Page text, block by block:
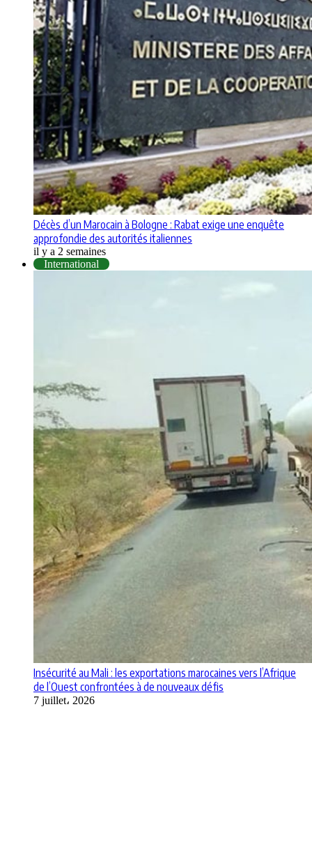
Décès d’un Marocain à Bologne : Rabat exige une enquête
approfondie des autorités italiennes
il y a 2 semaines
International
Insécurité au Mali : les exportations marocaines vers l’Afrique
de l’Ouest confrontées à de nouveaux défis
7 juillet، 2026